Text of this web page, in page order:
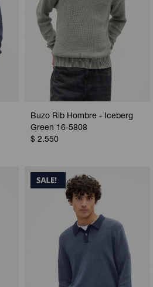
Buzo Rib Hombre - Iceberg
Green 16-5808
$ 2.550